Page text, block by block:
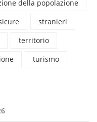
della popolazione
stranieri
territorio
turismo